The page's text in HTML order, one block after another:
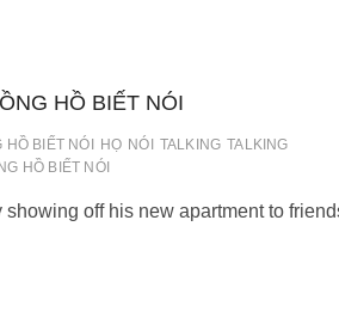
HỒ BIẾT NÓI
HỒ BIẾT NÓI HỌ NÓI TALKING TALKING
HỒ BIẾT NÓI
off his new apartment to